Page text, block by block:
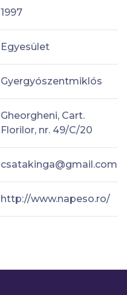
1997
Egyesület
Gyergyószentmiklós
Gheorgheni, Cart.
Florilor, nr. 49/C/20
csatakinga@gmail.com
http://www.napeso.ro/